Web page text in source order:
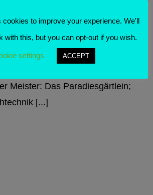
Themen, die auf vielfältige Weise
und werden, aber einen
kann ich dir geben. Meister des
Meister: Das Paradiesgärtlein;
[...]
cookies to improve your experience. We'll
with this, but you can opt-out if you wish.
settings ACCEPT